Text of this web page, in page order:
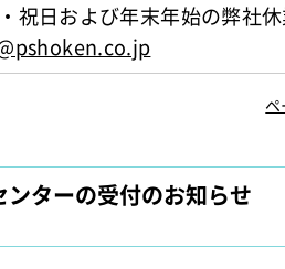
日および年末年始の弊社休
ターの受付のお知らせ